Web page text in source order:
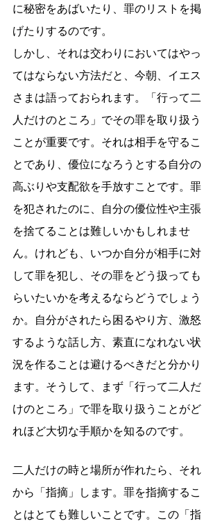
に秘密をあばいたり、罪のリストを掲
げたりするのです。
しかし、それは交わりにおいてはやっ
てはならない方法だと、今朝、イエス
さまは語っておられます。「行って二
人だけのところ」でその罪を取り扱う
ことが重要です。それは相手を守るこ
とであり、優位になろうとする自分の
高ぶりや支配欲を手放すことです。罪
を犯されたのに、自分の優位性や主張
を捨てることは難しいかもしれませ
ん。けれども、いつか自分が相手に対
して罪を犯し、その罪をどう扱っても
らいたいかを考えるならどうでしょう
か。自分がされたら困るやり方、激怒
するような話し方、素直になれない状
況を作ることは避けるべきだと分かり
ます。そうして、まず「行って二人だ
けのところ」で罪を取り扱うことがど
れほど大切な手順かを知るのです。
二人だけの時と場所が作れたら、それ
から「指摘」します。罪を指摘するこ
とはとても難しいことです。この「指